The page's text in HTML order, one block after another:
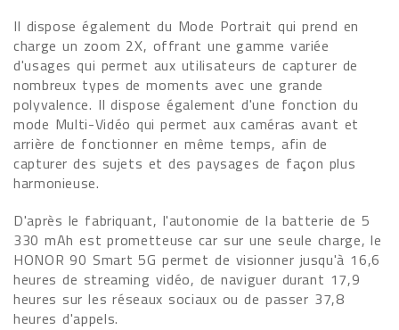
Il dispose également du Mode Portrait qui prend en
charge un zoom 2X, offrant une gamme variée
d'usages qui permet aux utilisateurs de capturer de
nombreux types de moments avec une grande
polyvalence. Il dispose également d'une fonction du
mode Multi-Vidéo qui permet aux caméras avant et
arrière de fonctionner en même temps, afin de
capturer des sujets et des paysages de façon plus
harmonieuse.
D'après le fabriquant, l'autonomie de la batterie de 5
330 mAh est prometteuse car sur une seule charge, le
HONOR 90 Smart 5G permet de visionner jusqu'à 16,6
heures de streaming vidéo, de naviguer durant 17,9
heures sur les réseaux sociaux ou de passer 37,8
heures d'appels.